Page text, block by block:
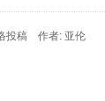
投稿 作者: 亚伦